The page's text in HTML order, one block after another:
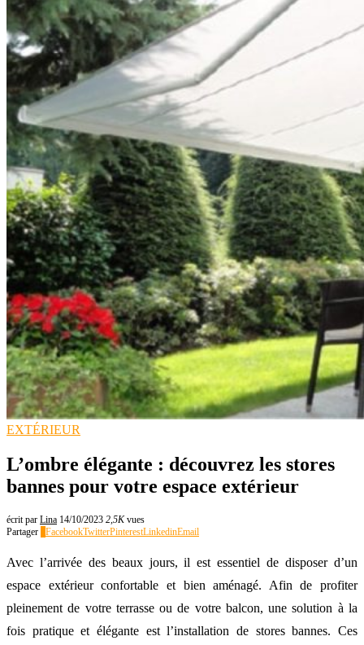
EXTÉRIEUR
L’ombre élégante : découvrez les stores
bannes pour votre espace extérieur
écrit par Lina 14/10/2023 2,5Kvues
Partager
FacebookTwitterPinterestLinkedinEmail
Avec l’arrivée des beaux jours, il est essentiel de disposer d’un
espace extérieur confortable et bien aménagé. Afin de profiter
pleinement de votre terrasse ou de votre balcon, une solution à la
fois pratique et élégante est l’installation de stores bannes. Ces